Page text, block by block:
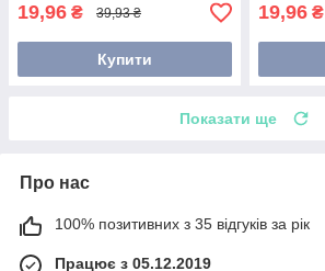
19,96 ₴ 39,93 ₴
Купити
19,96 ₴
Показати ще
Про нас
100% позитивних з 35 відгуків за рік
Працює з 05.12.2019